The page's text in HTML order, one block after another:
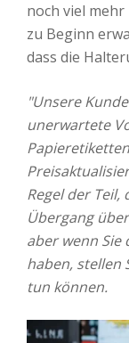
noch viel
zu Beginn
dass die
"Unsere
unerwartete
Regel der
Übergang
aber wenn Sie
haben, stellen
tun können.